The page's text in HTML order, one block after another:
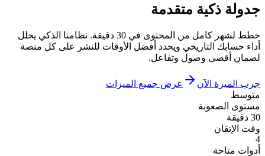
جدولة ذكية متقدمة
خطط لشهر كامل من المحتوى في 30 دقيقة. نظامنا الذكي يحلل
أداء حسابك التاريخي ويحدد أفضل الأوقات للنشر على كل منصة
لضمان أقصى وصول وتفاعل.
جرب الميزة الآن
عرض جميع الميزات
متوسط
مستوى الصعوبة
30 دقيقة
وقت الإتقان
4
أدوات متاحة